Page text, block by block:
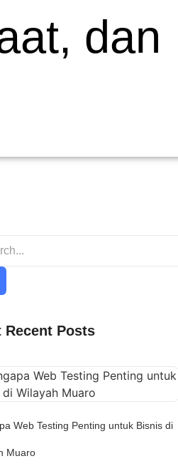
dan
Recent Posts
Web Testing Penting untuk Bisnis di
Muaro